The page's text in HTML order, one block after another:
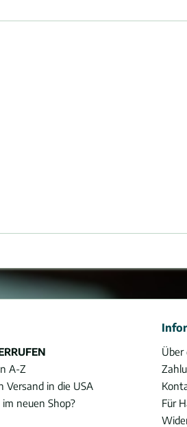
A-Z
Versand in die USA
neuen Shop?
Über
Für